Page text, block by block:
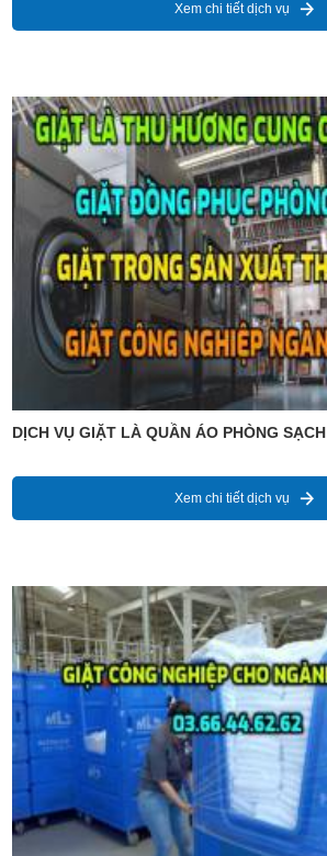
Xem chi tiết dịch vụ
DỊCH VỤ GIẶT LÀ QUẦN ÁO PHÒNG SẠCH
Xem chi tiết dịch vụ